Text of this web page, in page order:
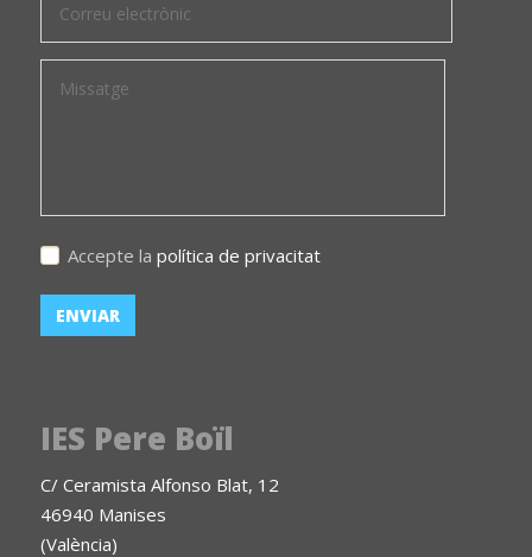
Accepte la política de privacitat
IES Pere Boïl
C/ Ceramista Alfonso Blat, 12
46940 Manises
(València)